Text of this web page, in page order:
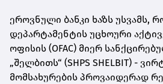
ეროვნული ბანკი ხაზს უსვამს,
დეპარტამენტის უცხოური
ოფისის (OFAC) მიერ
„შელბითს“ (SHPS SHELBIT) -
მომსახურების პროვაიდერად